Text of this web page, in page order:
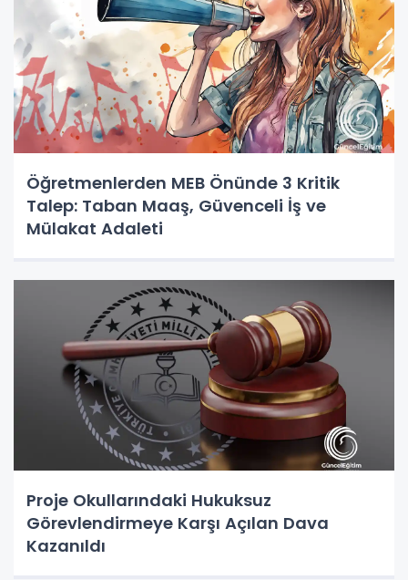
Öğretmenlerden MEB Önünde 3 Kritik
Talep: Taban Maaş, Güvenceli İş ve
Mülakat Adaleti
Proje Okullarındaki Hukuksuz
Görevlendirmeye Karşı Açılan Dava
Kazanıldı